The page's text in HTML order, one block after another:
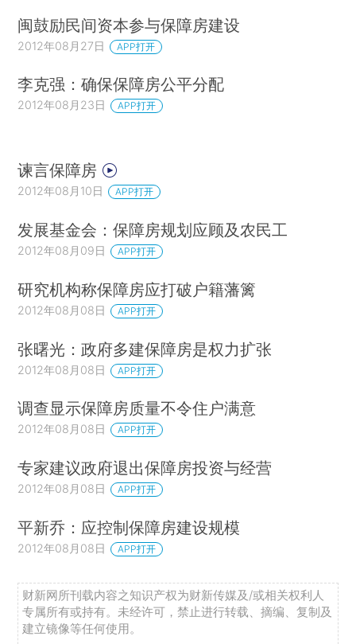
闽鼓励民间资本参与保障房建设
2012年08月27日 APP打开
李克强：确保保障房公平分配
2012年08月23日 APP打开
谏言保障房
2012年08月10日 APP打开
发展基金会：保障房规划应顾及农民工
2012年08月09日 APP打开
研究机构称保障房应打破户籍藩篱
2012年08月08日 APP打开
张曙光：政府多建保障房是权力扩张
2012年08月08日 APP打开
调查显示保障房质量不令住户满意
2012年08月08日 APP打开
专家建议政府退出保障房投资与经营
2012年08月08日 APP打开
平新乔：应控制保障房建设规模
2012年08月08日 APP打开
财新网所刊载内容之知识产权为财新传媒及/或相关权利人
专属所有或持有。未经许可，禁止进行转载、摘编、复制及
建立镜像等任何使用。